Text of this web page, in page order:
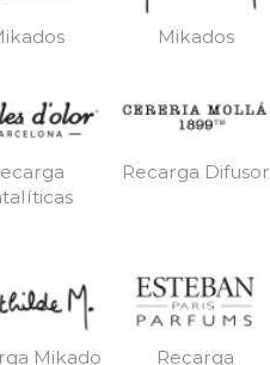
Mikados
Recarga Difusor
Mikado
Recarga